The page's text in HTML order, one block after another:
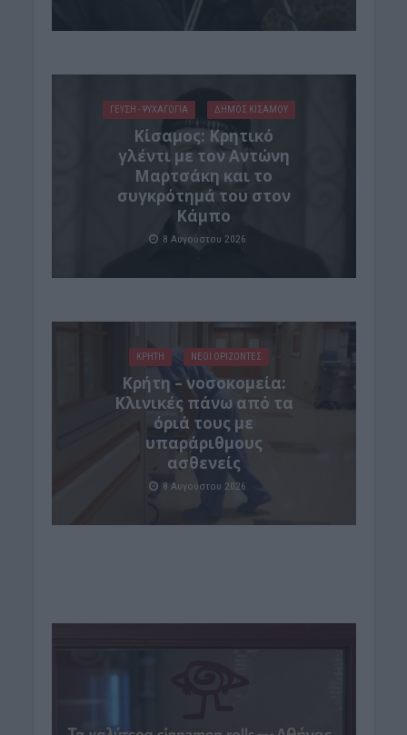
ΓΕΎΣΗ - ΨΥΧΑΓΩΓΊΑ ΔΉΜΟΣ ΚΙΣΆΜΟΥ
Kίσαμος: Κρητικό
γλέντι με τον Αντώνη
Μαρτσάκη και το
συγκρότημά του στον
Κάμπο
8 Αυγούστου 2026
ΚΡΗΤΗ ΝΕΟΙ ΟΡΙΖΟΝΤΕΣ
Κρήτη – νοσοκομεία:
Κλινικές πάνω από τα
όριά τους με
υπαράριθμους
ασθενείς
8 Αυγούστου 2026